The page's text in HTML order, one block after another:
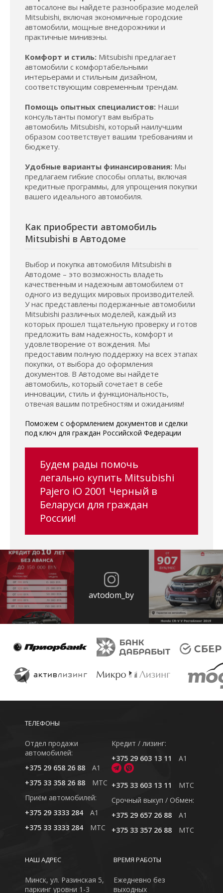
автосалоне вы найдете разнообразие моделей
Mitsubishi, включая экономичные городские
автомобили, мощные внедорожники и
практичные минивэны.
Комфорт и стиль: Mitsubishi предлагает
автомобили с комфортабельными
интерьерами и стильным дизайном,
соответствующим современным трендам.
Помощь опытных специалистов: Наши
консультанты помогут вам выбрать
автомобиль Mitsubishi, который наилучшим
образом соответствует вашим требованиям и
бюджету.
Удобные варианты финансирования: Мы
предлагаем гибкие способы оплаты, включая
кредитные программы, для упрощения покупки
вашего идеального автомобиля.
Как приобрести автомобиль
Mitsubishi в Автодоме
Выбор и покупка автомобиля Mitsubishi в
Автодоме – это возможность владеть
качественным и надежным автомобилем от
одного из ведущих мировых производителей.
У нас представлены подержанные автомобили
Mitsubishi различных моделей, каждый из
которых прошел тщательную проверку и готов
предложить вам надежность, комфорт и
удовлетворение от вождения. Мы
предоставим полную поддержку на всех этапах
покупки, от выбора до оформления
документов. В Автодоме вы найдете
автомобиль, который сочетает в себе
инновации, стиль и функциональность,
отвечая вашим потребностям и ожиданиям!
Поможем с оформлением документов и сделки
под ключ для граждан Российской Федерации
Будем рады помочь
легально купить Mitsubishi
Pajero iO 2001 Черный в
Беларуси для граждан
России!
avtodom_by
ТЕЛЕФОНЫ
Отдел продажи
автомобилей:
+375 29 658 26 88
A1
+375 33 358 26 88
MTC
Приём автомобилей:
+375 29 3333 284
A1
+375 33 3333 284
MTC
Кредит / лизинг:
+375 29 603 13 11
A1
+375 33 603 13 11
MTC
Cрочный выкуп / Обмен:
+375 29 657 26 88
A1
+375 33 357 26 88
MTC
ВРЕМЯ РАБОТЫ
Ежедневно без
выходных
НАШ АДРЕС
Минск, ул. Разинская 5,
паркинг уровни 1-3